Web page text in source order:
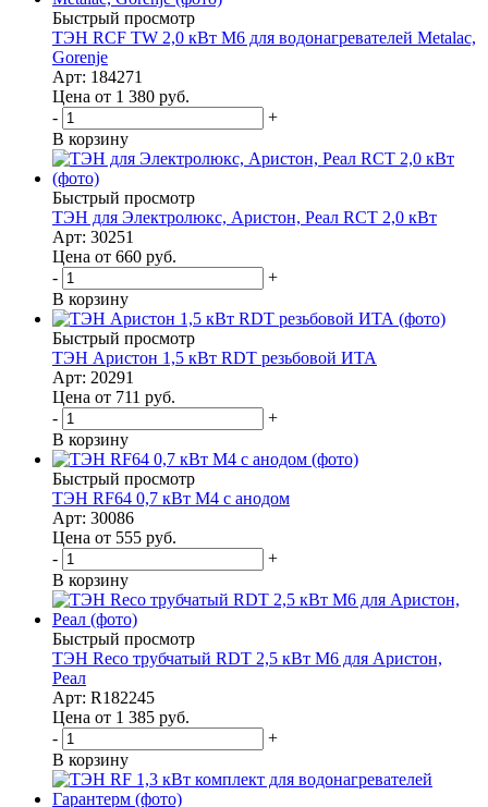
Быстрый просмотр
ТЭН RCF TW 2,0 кВт M6 для водонагревателей Metalac,
Gorenje
Арт: 184271
Цена от 1 380 руб.
-
+
В корзину
Быстрый просмотр
ТЭН для Электролюкс, Аристон, Реал RCT 2,0 кВт
Арт: 30251
Цена от 660 руб.
-
+
В корзину
Быстрый просмотр
ТЭН Аристон 1,5 кВт RDT резьбовой ИТА
Арт: 20291
Цена от 711 руб.
-
+
В корзину
Быстрый просмотр
ТЭН RF64 0,7 кВт M4 с анодом
Арт: 30086
Цена от 555 руб.
-
+
В корзину
Быстрый просмотр
ТЭН Reco трубчатый RDT 2,5 кВт M6 для Аристон,
Реал
Арт: R182245
Цена от 1 385 руб.
-
+
В корзину